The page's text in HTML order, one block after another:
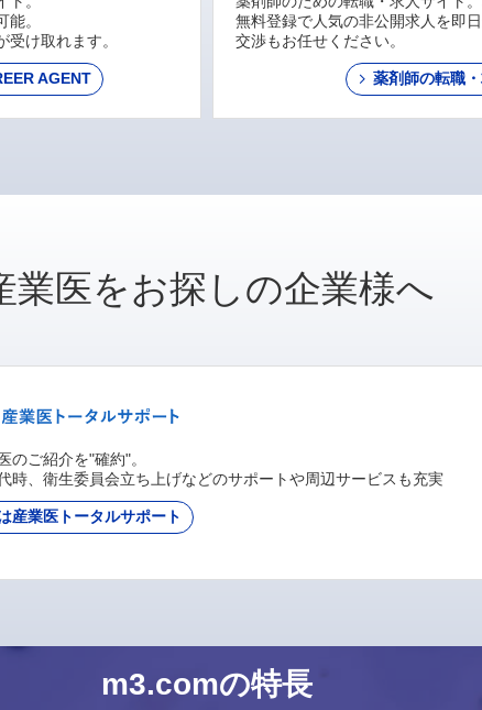
m3.comの特長
。
け取れます。
AGENT
無料登録で人気の非公開求人を即
交渉もお任せください。
薬剤師の転職
業医をお探しの企業様へ
のご紹介を"確約"。
時、衛生委員会立ち上げなどのサポートや周辺サービスも充実
産業医トータルサポート